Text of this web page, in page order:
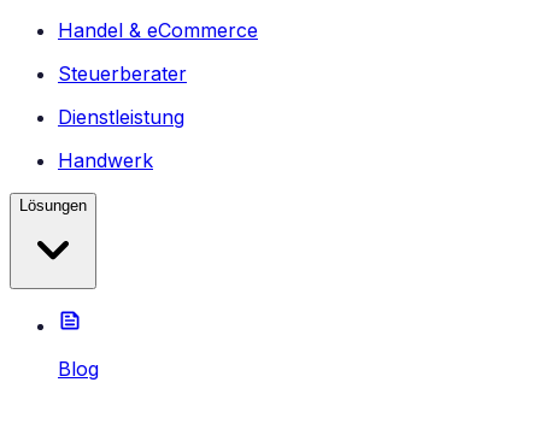
Handel & eCommerce
Steuerberater
Dienstleistung
Handwerk
Lösungen
Blog